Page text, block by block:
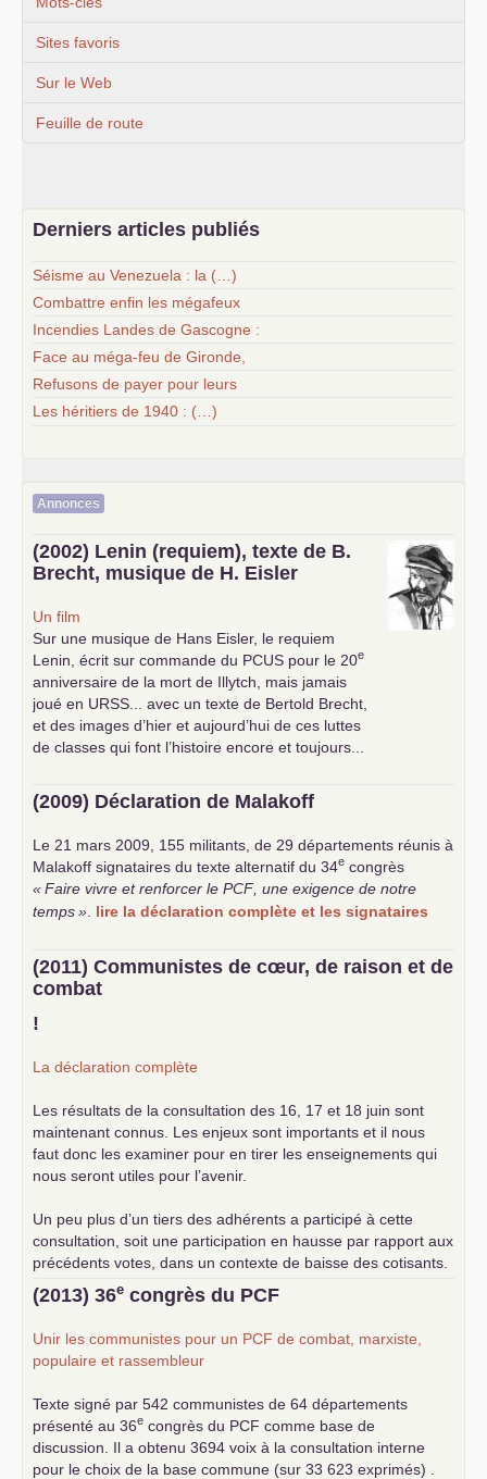
Sites favoris
Sur le Web
Feuille de route
Derniers articles publiés
Séisme au Venezuela : la (…)
Combattre enfin les mégafeux
Incendies Landes de Gascogne :
Face au méga-feu de Gironde,
Refusons de payer pour leurs
Les héritiers de 1940 : (…)
Annonces
(2002) Lenin (requiem), texte de B.
Brecht, musique de H. Eisler
Un film
Sur une musique de Hans Eisler, le requiem
Lenin, écrit sur commande du PCUS pour le 20e
anniversaire de la mort de Illytch, mais jamais
joué en URSS ... avec un texte de Bertold Brecht,
et des images d’hier et aujourd’hui de ces luttes
de classes qui font l’histoire encore et toujours...
(2009) Déclaration de Malakoff
Le 21 mars 2009, 155 militants, de 29 départements réunis à
Malakoff signataires du texte alternatif du 34e congrès
«Faire vivre et renforcer le PCF , une exigence de notre
temps» lire la déclaration complète et les signataires
(2011) Communistes de cœur, de raison et de
combat
!
La déclaration complète
Les résultats de la consultation des 16, 17 et 18 juin sont
maintenant connus. Les enjeux sont importants et il nous
faut donc les examiner pour en tirer les enseignements qui
nous seront utiles pour l’avenir.
Un peu plus d’un tiers des adhérents a participé à cette
consultation, soit une participation en hausse par rapport aux
précédents votes, dans un contexte de baisse des cotisants.
... lire la suite
(2013) 36e congrès du PCF
Unir les communistes pour un PCF de combat, marxiste,
populaire et rassembleur
Texte signé par 542 communistes de 64 départements
présenté au 36e congrès du PCF comme base de
discussion. Il a obtenu 3694 voix à la consultation interne
pour le choix de la base commune (sur 33 623 exprimés) .